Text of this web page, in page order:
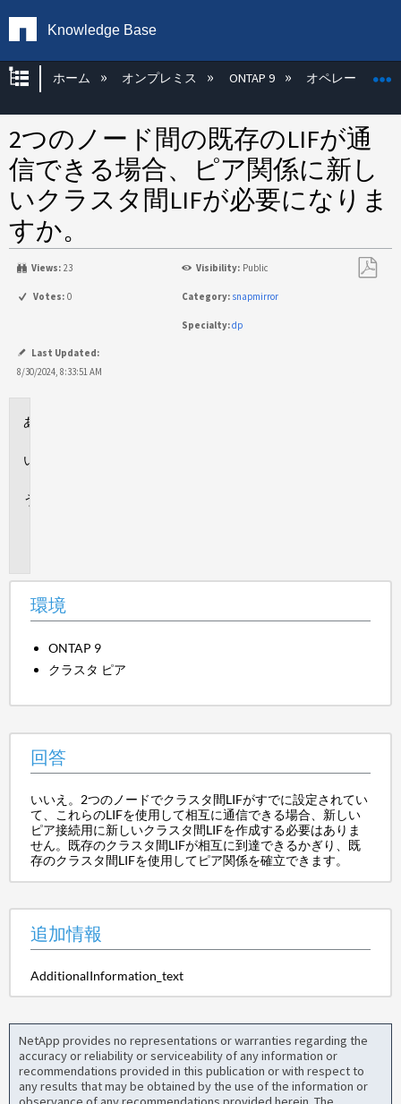
Knowledge Base
グローバル階層を展開/折りたたむ
ホーム オンプレミス ONTAP 9 オペレーティン
2つのノード間の既存のLIFが通
信できる場合、ピア関係に新し
いクラスタ間LIFが必要になりま
すか。
Views: 23 Visibility: Public
Votes: 0 Category: snapmirror
Specialty:dp
Last Updated:
8/30/2024, 8:33:51 AM
環境
ONTAP 9
クラスタ ピア
回答
いいえ。2つのノードでクラスタ間LIFがすでに設定されてい
て、これらのLIFを使用して相互に通信できる場合、新しい
ピア接続用に新しいクラスタ間LIFを作成する必要はありま
せん。既存のクラスタ間LIFが相互に到達できるかぎり、既
存のクラスタ間LIFを使用してピア関係を確立できます。
追加情報
AdditionalInformation_text
NetApp provides no representations or warranties regarding the
accuracy or reliability or serviceability of any information or
recommendations provided in this publication or with respect to
any results that may be obtained by the use of the information or